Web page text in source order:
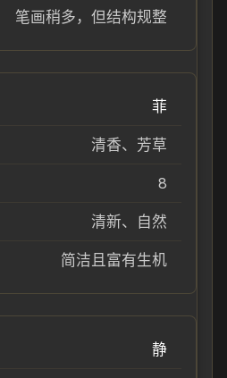
笔画稍多，但结构规整
菲
清香、芳草
8
清新、自然
简洁且富有生机
静